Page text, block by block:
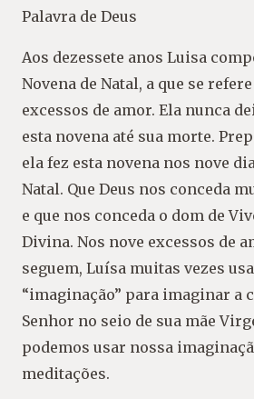
Palavra de Deus
Aos dezessete anos Luisa
Novena de Natal, a que se
excessos de amor. Ela nunca
esta novena até sua morte.
ela fez esta novena nos nove
Natal. Que Deus nos conceda
e que nos conceda o dom de
Divina. Nos nove excessos de
seguem, Luísa muitas vezes
“imaginação” para imaginar a
Senhor no seio de sua mãe
podemos usar nossa
meditações.